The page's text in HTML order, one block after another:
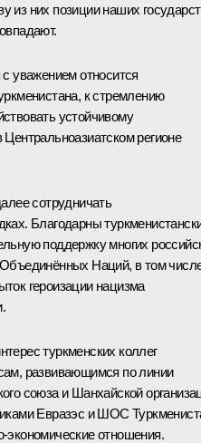
из них позиции наших
уважением относится
к стремлению
устойчивому
регионе
сотрудничать
Благодарны
поддержку многих
Наций, в том
героизации нацизма
туркменских коллег
развивающимся по линии
союза и Шанхайской
Евразэс и ШОС
экономические отношения.